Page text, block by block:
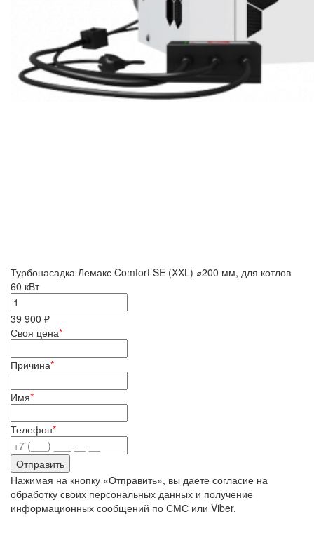
Турбонасадка Лемакс Comfort SE (XXL) ⌀200 мм, для котлов
60 кВт
39 900 ₽
Своя цена*
Причина*
Имя*
Телефон*
Нажимая на кнопку «Отправить», вы даете согласие на
обработку своих персональных данных и получение
информационных сообщений по СМС или Viber.